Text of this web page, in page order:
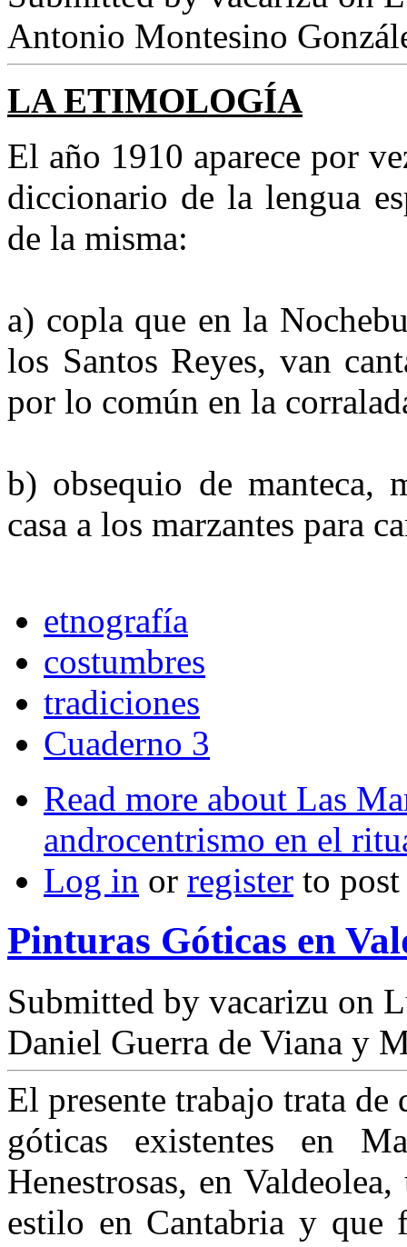
Antonio Montesino
LA ETIMOLOGÍA
El año 1910 aparece por
diccionario de la lengua
de la misma:
a) copla que en la
los Santos Reyes, van
por lo común en la
b) obsequio de manteca,
casa a los marzantes para
etnografía
costumbres
tradiciones
Cuaderno 3
Read more about Las
androcentrismo en el
Log in or register to
Pinturas Góticas en
Submitted by vacarizu on
Daniel Guerra de Viana y
El presente trabajo trata de
góticas existentes en
Henestrosas, en
estilo en Cantabria y que